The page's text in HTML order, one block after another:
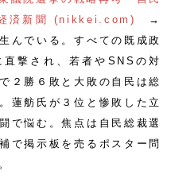
済新聞 (nikkei.com)
→
んでいる。すべての既成政
撃され、若者やSNSの対
２勝６敗と大敗の自民は総
蓮舫氏が３位と惨敗した立
で悩む。焦点は自民総裁選
で掲示板を売るポスター問